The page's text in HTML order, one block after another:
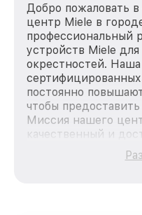
Добро пожаловать
центр Miele в
профессиональный
устройств Miele
окрестностей.
постоянно
чтобы
Миссия нашего
качественный и
каждого
зависимости от